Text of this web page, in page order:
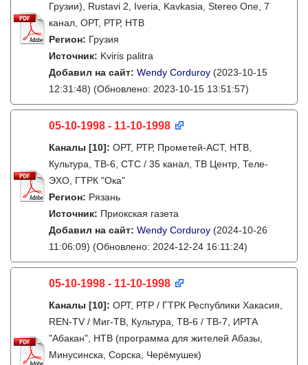
Грузии), Rustavi 2, Iveria, Kavkasia, Stereo One, 7
канал, ОРТ, РТР, НТВ
Регион: Грузия
Источник: Kviris palitra
Добавил на сайт: Wendy Corduroy (2023-10-15
12:31:48) (Обновлено: 2023-10-15 13:51:57)
05-10-1998 - 11-10-1998
Каналы [10]: ОРТ, РТР, Прометей-АСТ, НТВ,
Культура, ТВ-6, СТС / 35 канал, ТВ Центр, Теле-
ЭХО, ГТРК "Ока"
Регион: Рязань
Источник: Приокская газета
Добавил на сайт: Wendy Corduroy (2024-10-26
11:06:09) (Обновлено: 2024-12-24 16:11:24)
05-10-1998 - 11-10-1998
Каналы [10]: ОРТ, РТР / ГТРК Республики Хакасия,
REN-TV / Миг-ТВ, Культура, ТВ-6 / ТВ-7, ИРТА
"Абакан", НТВ (программа для жителей Абазы,
Минусинска, Сорска, Черёмушек)